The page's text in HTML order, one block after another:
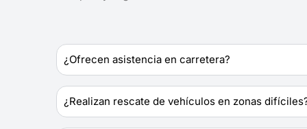
¿Ofrecen asistencia en carretera?
¿Realizan rescate de vehículos en zonas